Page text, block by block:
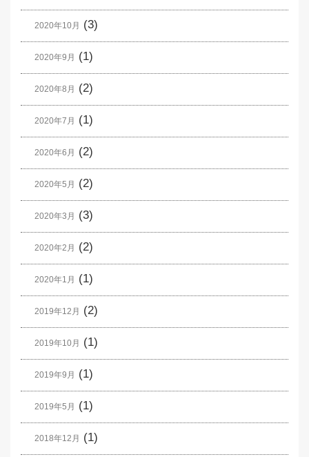
2020年10月 (3)
2020年9月 (1)
2020年8月 (2)
2020年7月 (1)
2020年6月 (2)
2020年5月 (2)
2020年3月 (3)
2020年2月 (2)
2020年1月 (1)
2019年12月 (2)
2019年10月 (1)
2019年9月 (1)
2019年5月 (1)
2018年12月 (1)